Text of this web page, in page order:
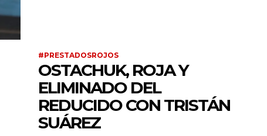
#PRESTADOSROJOS
OSTACHUK, ROJA Y
ELIMINADO DEL
REDUCIDO CON TRISTÁN
SUÁREZ